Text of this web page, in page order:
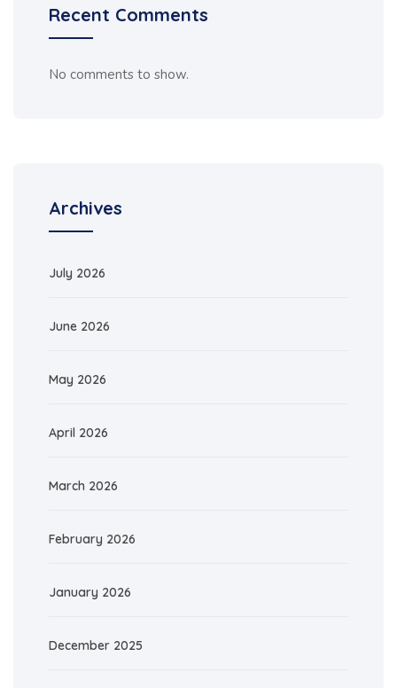
Recent Comments
No comments to show.
Archives
July 2026
June 2026
May 2026
April 2026
March 2026
February 2026
January 2026
December 2025